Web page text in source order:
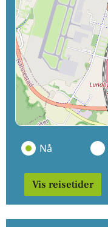
Nå
Vis reisetider